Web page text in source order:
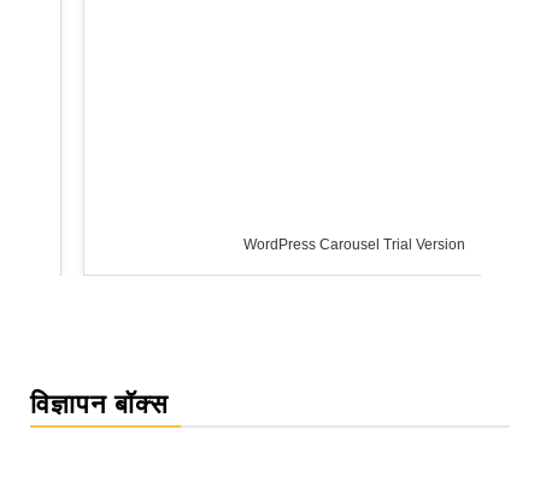
WordPress Carousel Trial Version
विज्ञापन बॉक्स